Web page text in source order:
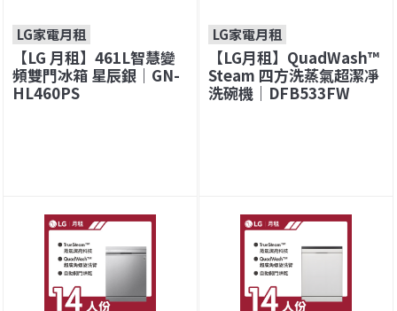
LG家電月租
【LG 月租】461L智慧變
頻雙門冰箱 星辰銀｜GN-
HL460PS
LG家電月租
【LG月租】QuadWash™
Steam 四方洗蒸氣超潔凈
洗碗機｜DFB533FW